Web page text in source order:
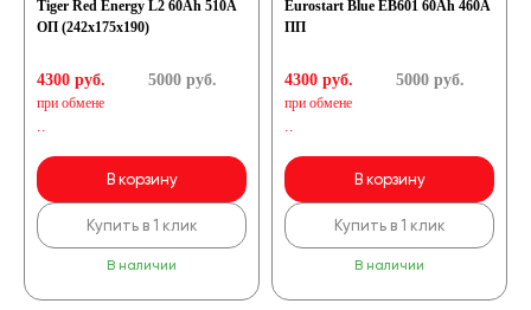
Tiger Red Energy L2 60Ah 510A
ОП (242x175x190)
4300 руб.
при обмене
..
5000руб.
В корзину
Купить в 1 клик
В наличии
Eurostart Blue EB601 60Ah 460A
ПП
4300 руб.
при обмене
..
5000руб.
В корзину
Купить в 1 клик
В наличии